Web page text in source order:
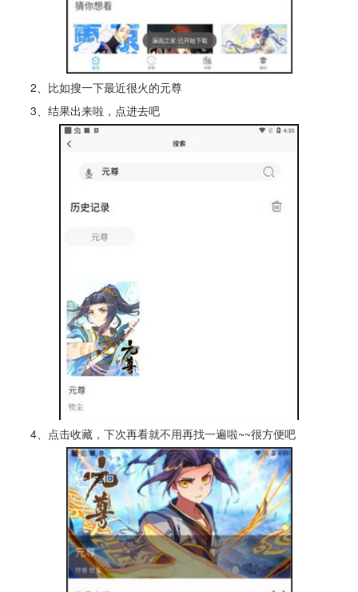
2、比如搜一下最近很火的元尊
3、结果出来啦，点进去吧
4、点击收藏，下次再看就不用再找一遍啦~~很方便吧